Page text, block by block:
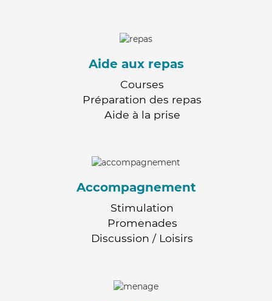
Aide aux repas
Courses
Préparation des repas
Aide à la prise
Accompagnement
Stimulation
Promenades
Discussion / Loisirs